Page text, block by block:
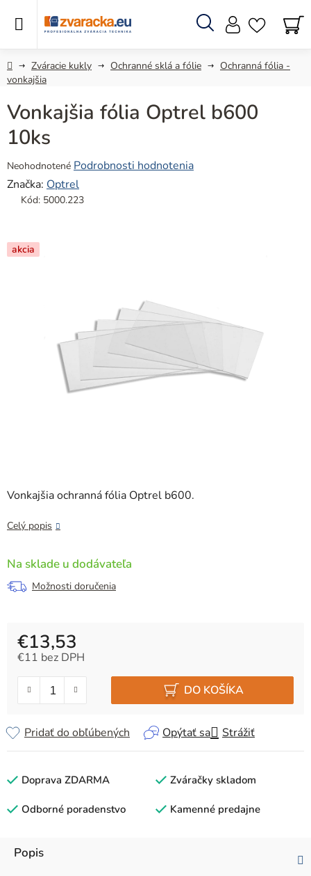
Hľadať
DomovZváracie kukly Ochranné sklá a fólie
Ochranná fólia -
vonkajšia
Vonkajšia ochranná fólia Optrel b600.
Celý popis
Na sklade u dodávateľa
Možnosti doručenia
€13,53
€11 bez DPH
DO KOŠÍKA
Opýtať sa Strážiť
Pridať do obľúbených
Vonkajšia fólia Optrel b600
10ks
Priemerné
hodnotenie
produktu
z
5
Neohodnotené Podrobnosti hodnotenia
Značka: Optrel
Kód: 5000.223
akcia
Doprava ZDARMA Zváračky skladom
Odborné poradenstvo Kamenné predajne
Popis